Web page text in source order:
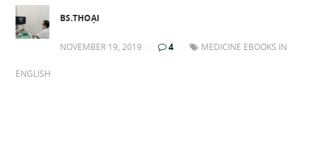
BS.THOẠI
NOVEMBER 19, 2019 4 MEDICINE EBOOKS IN
ENGLISH